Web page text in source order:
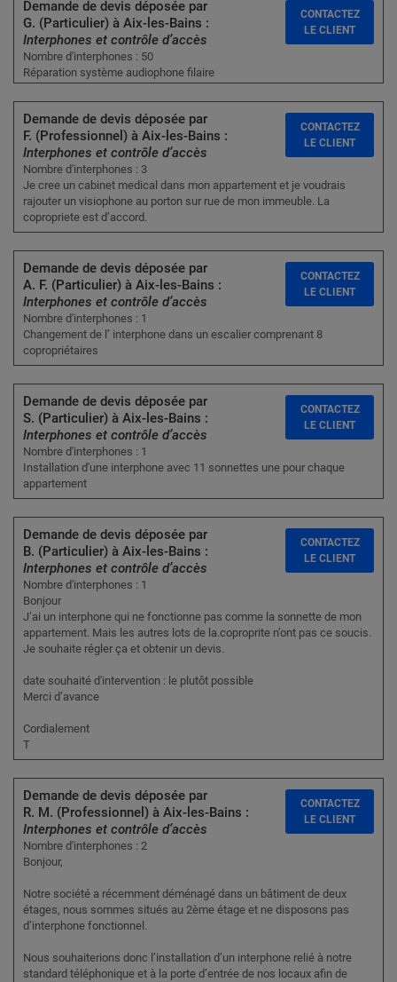
Demande de devis déposée par
G. (Particulier) à Aix-les-Bains :
Interphones et contrôle d’accès
Nombre d'interphones : 50
Réparation système audiophone filaire
CONTACTEZ
LE CLIENT
Demande de devis déposée par
F. (Professionnel) à Aix-les-Bains :
Interphones et contrôle d’accès
Nombre d'interphones : 3
Je cree un cabinet medical dans mon appartement et je voudrais
rajouter un visiophone au porton sur rue de mon immeuble. La
copropriete est d’accord.
CONTACTEZ
LE CLIENT
Demande de devis déposée par
A. F. (Particulier) à Aix-les-Bains :
Interphones et contrôle d’accès
Nombre d'interphones : 1
Changement de l’ interphone dans un escalier comprenant 8
copropriétaires
CONTACTEZ
LE CLIENT
Demande de devis déposée par
S. (Particulier) à Aix-les-Bains :
Interphones et contrôle d’accès
Nombre d'interphones : 1
Installation d'une interphone avec 11 sonnettes une pour chaque
appartement
CONTACTEZ
LE CLIENT
Demande de devis déposée par
B. (Particulier) à Aix-les-Bains :
Interphones et contrôle d’accès
Nombre d'interphones : 1
Bonjour
J’ai un interphone qui ne fonctionne pas comme la sonnette de mon
appartement. Mais les autres lots de la.coproprite n’ont pas ce soucis.
Je souhaite régler ça et obtenir un devis.
date souhaité d'intervention : le plutôt possible
Merci d’avance
Cordialement
T
CONTACTEZ
LE CLIENT
Demande de devis déposée par
R. M. (Professionnel) à Aix-les-Bains :
Interphones et contrôle d’accès
Nombre d'interphones : 2
Bonjour,
Notre société a récemment déménagé dans un bâtiment de deux
étages, nous sommes situés au 2ème étage et ne disposons pas
d’interphone fonctionnel.
Nous souhaiterions donc l’installation d’un interphone relié à notre
standard téléphonique et à la porte d’entrée de nos locaux afin de
CONTACTEZ
LE CLIENT